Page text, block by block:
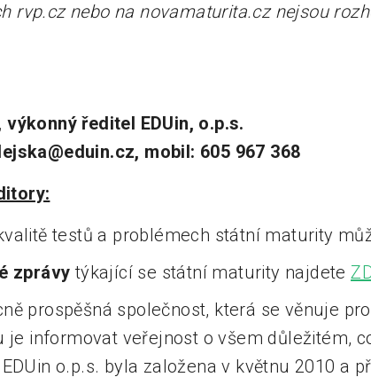
rvp.cz nebo na novamaturita.cz nejsou
výkonný ředitel EDUin, o.p.s.
mobil: 605 967 368
testů a problémech státní maturity
zprávy týkající se státní maturity najdete
prospěšná společnost, která se věnuje
je informovat veřejnost o všem důležitém,
o.p.s. byla založena v květnu 2010 a